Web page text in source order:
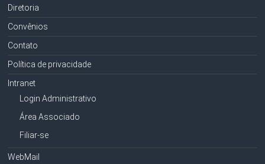
Diretoria
Convênios
Contato
Política de privacidade
Intranet
Login Administrativo
Área Associado
Filiar-se
WebMail